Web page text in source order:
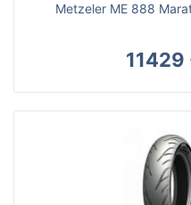
Metzeler ME 888
11429